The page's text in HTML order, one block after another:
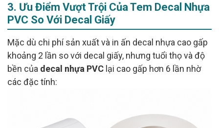
3. Ưu Điểm Vượt Trội Của Tem Decal Nhựa
PVC So Với Decal Giấy
Mặc dù chi phí sản xuất và in ấn decal nhựa cao gấp
khoảng 2 lần so với decal giấy, nhưng tuổi thọ và độ
bền của decal nhựa PVC lại cao gấp hơn 6 lần nhờ
các đặc tính: